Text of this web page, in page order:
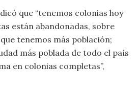
que “tenemos colonias hoy
están abandonadas, sobre
tenemos más población;
más poblada de todo el país
en colonias completas”,